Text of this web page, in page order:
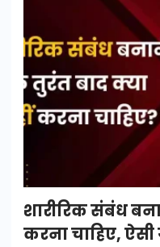
शारीरिक संबंध
करना चाहिए,